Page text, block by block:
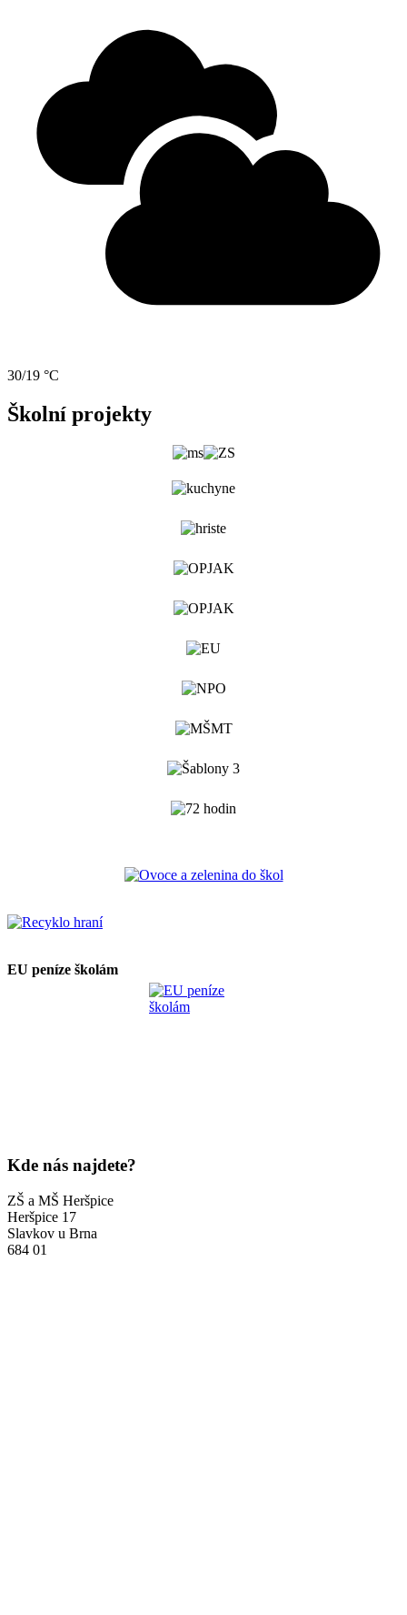
30/19 °C
Školní projekty
EU peníze školám
Kde nás najdete?
ZŠ a MŠ Heršpice
Heršpice 17
Slavkov u Brna
684 01